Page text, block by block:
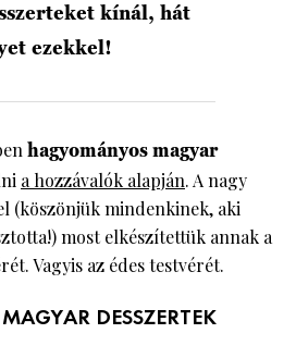
kínál, hát
ezekkel!
hagyományos magyar
a hozzávalók alapján. A nagy
(köszönjük mindenkinek, aki
most elkészítettük annak a
Vagyis az édes testvérét.
DESSZERTEK